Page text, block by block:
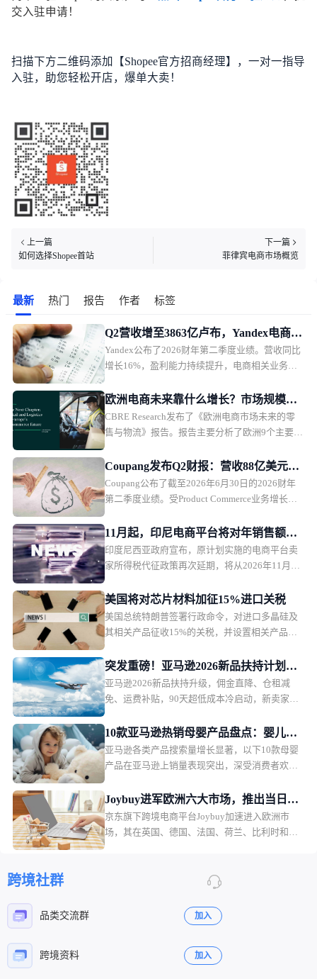
交入驻申请！
扫描下方二维码添加【Shopee官方招商经理】，一对一指导
入驻，助您轻松开店，爆单大卖！
上一篇
如何选择Shopee首站
下一篇
菲律宾电商市场概览
最新 热门 报告 作者 标签
Q2营收增至3863亿卢布，Yandex电商业
务首次盈利
Yandex公布了2026财年第二季度业绩。营收同比
增长16%，盈利能力持续提升，电商相关业务首
欧洲电商未来靠什么增长？市场规模、
品类与物流全面解析
CBRE Research发布了《欧洲电商市场未来的零
售与物流》报告。报告主要分析了欧洲9个主要市
市场趋势，探讨未来欧洲电商市场的发展方向。
Coupang发布Q2财报：营收88亿美元，
盈利能力承压
Coupang公布了截至2026年6月30日的2026财年
第二季度业绩。受Product Commerce业务增长放
持增长，但利润承压。
11月起，印尼电商平台将对年销售额超5
亿卢比卖家征税
印度尼西亚政府宣布，原计划实施的电商平台卖
家所得税代征政策再次延期，将从2026年11月1
要是为了在当前经济环境下维护消费者购买力，
政策本身内容不会改变，只是推迟实施时间。
美国将对芯片材料加征15%进口关税
美国总统特朗普签署行政命令，对进口多晶硅及
其相关产品征收15%的关税，并设置相关产品的
效。
突发重磅！亚马逊2026新品扶持计划出
炉，物流、仓储、佣金三重补贴
亚马逊2026新品扶持升级，佣金直降、仓租减
免、运费补贴，90天超低成本冷启动，新卖家红
10款亚马逊热销母婴产品盘点：婴儿护
理产品月销过万
亚马逊各类产品搜索量增长显著，以下10款母婴
产品在亚马逊上销量表现突出，深受消费者欢
售额49.36万美元，销量2.2万。
Joybuy进军欧洲六大市场，推出当日配
送和低价会员模式
京东旗下跨境电商平台Joybuy加速进入欧洲市
场，其在英国、德国、法国、荷兰、比利时和卢
跨境社群
品类交流群 加入
跨境资料 加入